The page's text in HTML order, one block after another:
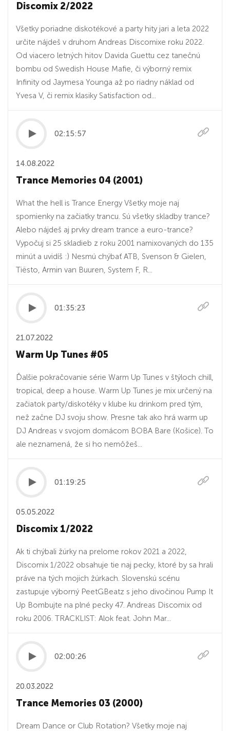
Discomix 2/2022
Všetky poriadne diskotékové a party hity jari a leta 2022
určite nájdeš v druhom Andreas Discomixe roku 2022.
Od viacero letných hitov Davida Guettu cez tanečnú
bombu od Swedish House Mafie, či výborný remix
Infinity od Jaymesa Younga až po riadny náklad od
Yvesa V, či remix klasiky Satisfaction od...
02:15:57
14.08.2022
Trance Memories 04 (2001)
What the hell is Trance Energy Všetky moje naj
spomienky na začiatky trancu. Sú všetky skladby trance?
Alebo nájdeš aj prvky dream trance a euro-trance?
Vypočuj si 25 skladieb z roku 2001 namixovaných do 135
minút a uvidíš :) Nesmú chýbať ATB, Svenson & Gielen,
Tiësto, Armin van Buuren, System F, R...
01:35:23
21.07.2022
Warm Up Tunes #05
Ďalšie pokračovanie série Warm Up Tunes v štýloch chill,
tropical, deep a house. Warm Up Tunes je mix určený na
začiatok party/diskotéky v klube ku drinkom pred tým,
než začne DJ svoju show. Presne tak ako hrá warm up
DJ Andreas v svojom domácom BOBA Bare (Košice). To
ale neznamená, že si ho nemôžeš...
01:19:25
05.05.2022
Discomix 1/2022
Ak ti chýbali žúrky na prelome rokov 2021 a 2022,
Discomix 1/2022 obsahuje tie naj pecky, ktoré by sa hrali
práve na tých mojich žúrkach. Slovenskú scénu
zastupuje výborný PeetGBeatz s jeho divočinou Pump It
Up Bombujte na plné pecky 47. Andreas Discomix od
roku 2006. TRACKLIST: Alok feat. John Mar...
02:00:26
20.03.2022
Trance Memories 03 (2000)
Dream Dance or Club Rotation? Všetky moje naj